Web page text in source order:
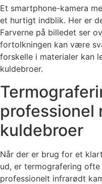
Et smartphone-kamera
et hurtigt indblik. Her er
Farverne på billedet ser
fortolkningen kan være
forskelle i materialer kan
kuldebroer.
professionel
kuldebroer
Når der er brug for et
ud, er termografering
professionelt infrarødt